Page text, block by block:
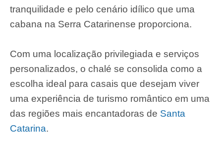
tranquilidade e pelo cenário idílico que uma
cabana na Serra Catarinense proporciona.
Com uma localização privilegiada e serviços
personalizados, o chalé se consolida como a
escolha ideal para casais que desejam viver
uma experiência de turismo romântico em uma
das regiões mais encantadoras de Santa
Catarina.